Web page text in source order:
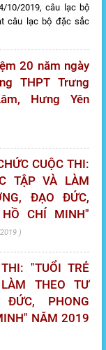
10/2019, câu lạc bộ
câu lạc bộ đặc sắc
20 năm ngày
THPT Trưng
Hưng Yên
CUỘC THI:
TẬP VÀ LÀM
ĐẠO ĐỨC,
HỒ CHÍ MINH"
"TUỔI TRẺ
THEO TƯ
PHONG
NĂM 2019